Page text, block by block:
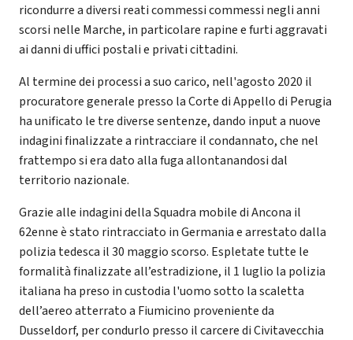
ricondurre a diversi reati commessi commessi negli anni
scorsi nelle Marche, in particolare rapine e furti aggravati
ai danni di uffici postali e privati cittadini.
Al termine dei processi a suo carico, nell'agosto 2020 il
procuratore generale presso la Corte di Appello di Perugia
ha unificato le tre diverse sentenze, dando input a nuove
indagini finalizzate a rintracciare il condannato, che nel
frattempo si era dato alla fuga allontanandosi dal
territorio nazionale.
Grazie alle indagini della Squadra mobile di Ancona il
62enne è stato rintracciato in Germania e arrestato dalla
polizia tedesca il 30 maggio scorso. Espletate tutte le
formalità finalizzate all’estradizione, il 1 luglio la polizia
italiana ha preso in custodia l'uomo sotto la scaletta
dell’aereo atterrato a Fiumicino proveniente da
Dusseldorf, per condurlo presso il carcere di Civitavecchia